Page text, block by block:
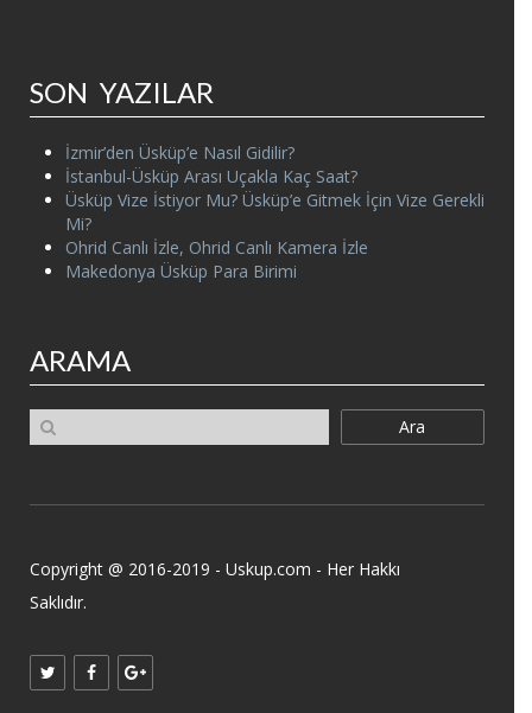
SON YAZILAR
İzmir’den Üsküp’e Nasıl Gidilir?
İstanbul-Üsküp Arası Uçakla Kaç Saat?
Üsküp Vize İstiyor Mu? Üsküp’e Gitmek İçin Vize Gerekli
Mi?
Ohrid Canlı İzle, Ohrid Canlı Kamera İzle
Makedonya Üsküp Para Birimi
ARAMA
Ara
Copyright @ 2016-2019 - Uskup.com - Her Hakkı
Saklıdır.